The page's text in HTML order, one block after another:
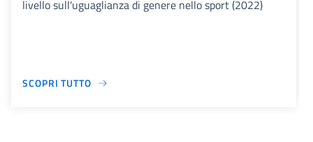
livello sull'uguaglianza di genere nello sport (2022)
SCOPRI TUTTO